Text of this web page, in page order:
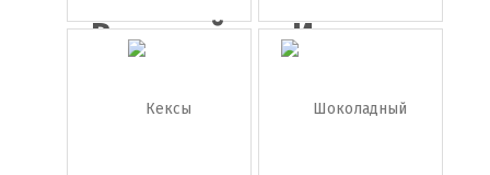
Вкусный
розовый
т...
Иконка
пирожное